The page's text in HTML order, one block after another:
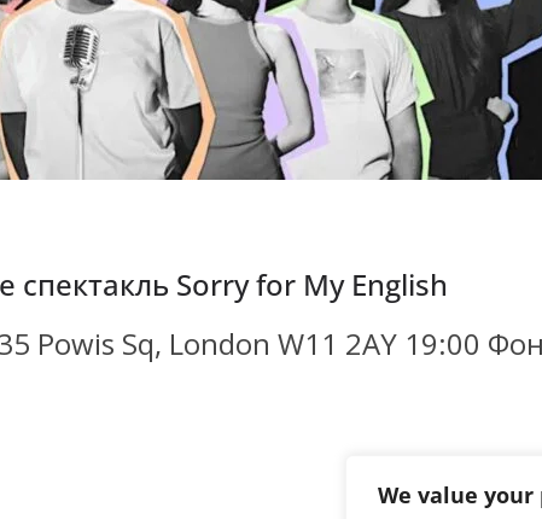
We value your
Sorry for My English
Powis Sq, London W11 2AY 19:00